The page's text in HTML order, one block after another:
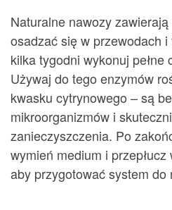
Naturalne nawozy
osadzać się w przewodach
kilka tygodni wykonuj pełne
Używaj do tego enzymów
kwasku cytrynowego – są
mikroorganizmów i
zanieczyszczenia. Po
wymień medium i
aby przygotować system do